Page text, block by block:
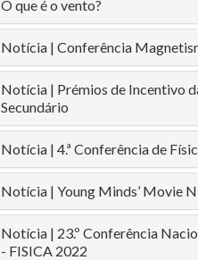
O que é o vento?
Notícia | Conferência
Notícia | Prémios de Incentivo
Secundário
Notícia | 4.ª Conferência de
Notícia | Young Minds’ Movie
Notícia | 23.º Conferência
- FISICA 2022